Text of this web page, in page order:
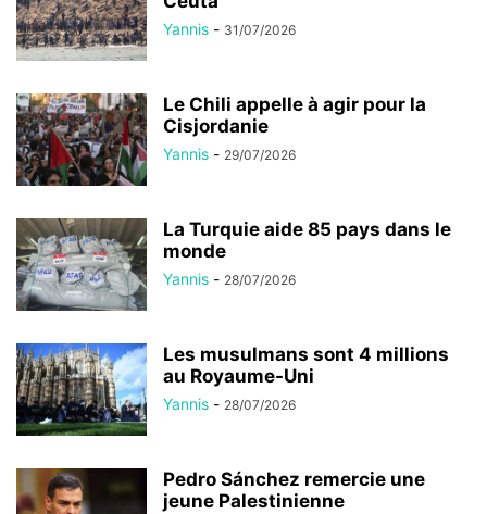
Yannis - 31/07/2026
Le Chili appelle à agir pour la
Cisjordanie
Yannis - 29/07/2026
La Turquie aide 85 pays dans le
monde
Yannis - 28/07/2026
Les musulmans sont 4 millions
au Royaume-Uni
Yannis - 28/07/2026
Pedro Sánchez remercie une
jeune Palestinienne